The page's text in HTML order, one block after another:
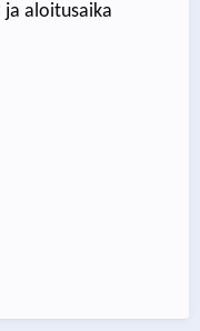
ja aloitusaika